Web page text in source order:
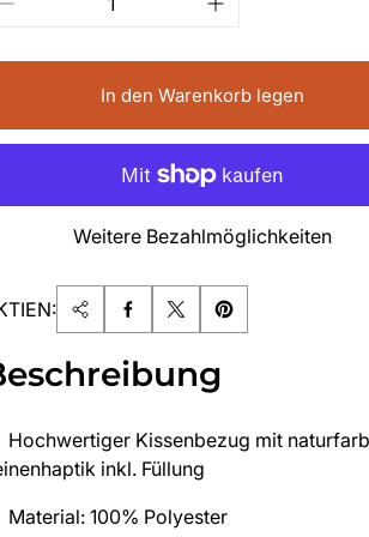
In den Warenkorb legen
Weitere Bezahlmöglichkeiten
Hochwertiger Kissenbezug mit
inkl. Füllung
Material: 100% Polyester